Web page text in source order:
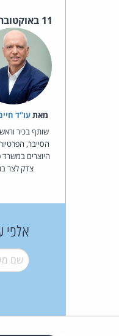
11 באוקטובר 2003
מאת‏עו"ד
שותף בכיר
הסייבר, הפרטיות
היוצרים במשרד
צדק לצר
אלפי
שם